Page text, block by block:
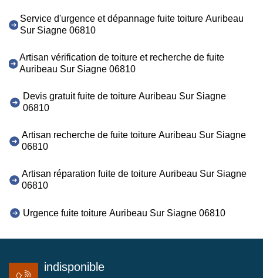
Service d'urgence et dépannage fuite toiture Auribeau
Sur Siagne 06810
Artisan vérification de toiture et recherche de fuite
Auribeau Sur Siagne 06810
Devis gratuit fuite de toiture Auribeau Sur Siagne
06810
Artisan recherche de fuite toiture Auribeau Sur Siagne
06810
Artisan réparation fuite de toiture Auribeau Sur Siagne
06810
Urgence fuite toiture Auribeau Sur Siagne 06810
indisponible